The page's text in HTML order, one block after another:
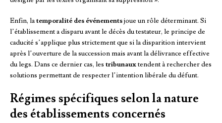
Enfin, latemporalité des événementsjoue un rôle déterminant. Si
l’établissement a disparu avant le décès du testateur, le principe de
caducité s’applique plus strictement que si la disparition intervient
après l’ouverture de la succession mais avant la délivrance effective
du legs. Dans ce dernier cas, les tribunauxtendent à rechercher des
solutions permettant de respecter l’intention libérale du défunt.
Régimes spécifiques selon la nature
des établissements concernés